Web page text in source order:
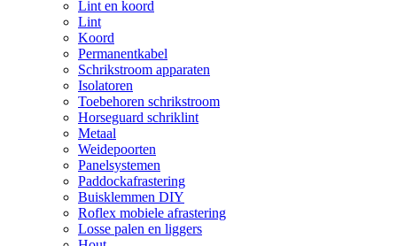
Lint en koord
Lint
Koord
Permanentkabel
Schrikstroom apparaten
Isolatoren
Toebehoren schrikstroom
Horseguard schriklint
Metaal
Weidepoorten
Panelsystemen
Paddockafrastering
Buisklemmen DIY
Roflex mobiele afrastering
Losse palen en liggers